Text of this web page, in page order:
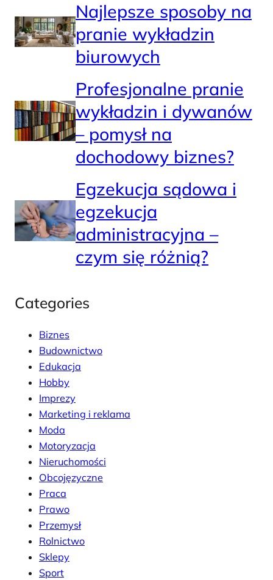
Najlepsze sposoby na
pranie wykładzin
biurowych
Profesjonalne pranie
wykładzin i dywanów
– pomysł na
dochodowy biznes?
Egzekucja sądowa i
egzekucja
administracyjna –
czym się różnią?
Categories
Biznes
Budownictwo
Edukacja
Hobby
Imprezy
Marketing i reklama
Moda
Motoryzacja
Nieruchomości
Obcojęzyczne
Praca
Prawo
Przemysł
Rolnictwo
Sklepy
Sport